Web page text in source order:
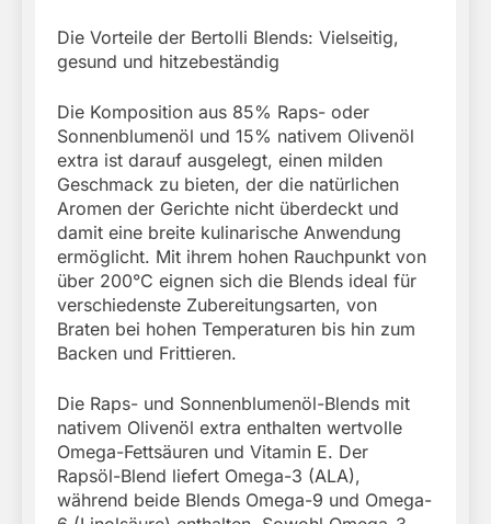
Die Vorteile der Bertolli Blends: Vielseitig,
gesund und hitzebeständig
Die Komposition aus 85% Raps- oder
Sonnenblumenöl und 15% nativem Olivenöl
extra ist darauf ausgelegt, einen milden
Geschmack zu bieten, der die natürlichen
Aromen der Gerichte nicht überdeckt und
damit eine breite kulinarische Anwendung
ermöglicht. Mit ihrem hohen Rauchpunkt von
über 200°C eignen sich die Blends ideal für
verschiedenste Zubereitungsarten, von
Braten bei hohen Temperaturen bis hin zum
Backen und Frittieren.
Die Raps- und Sonnenblumenöl-Blends mit
nativem Olivenöl extra enthalten wertvolle
Omega-Fettsäuren und Vitamin E. Der
Rapsöl-Blend liefert Omega-3 (ALA),
während beide Blends Omega-9 und Omega-